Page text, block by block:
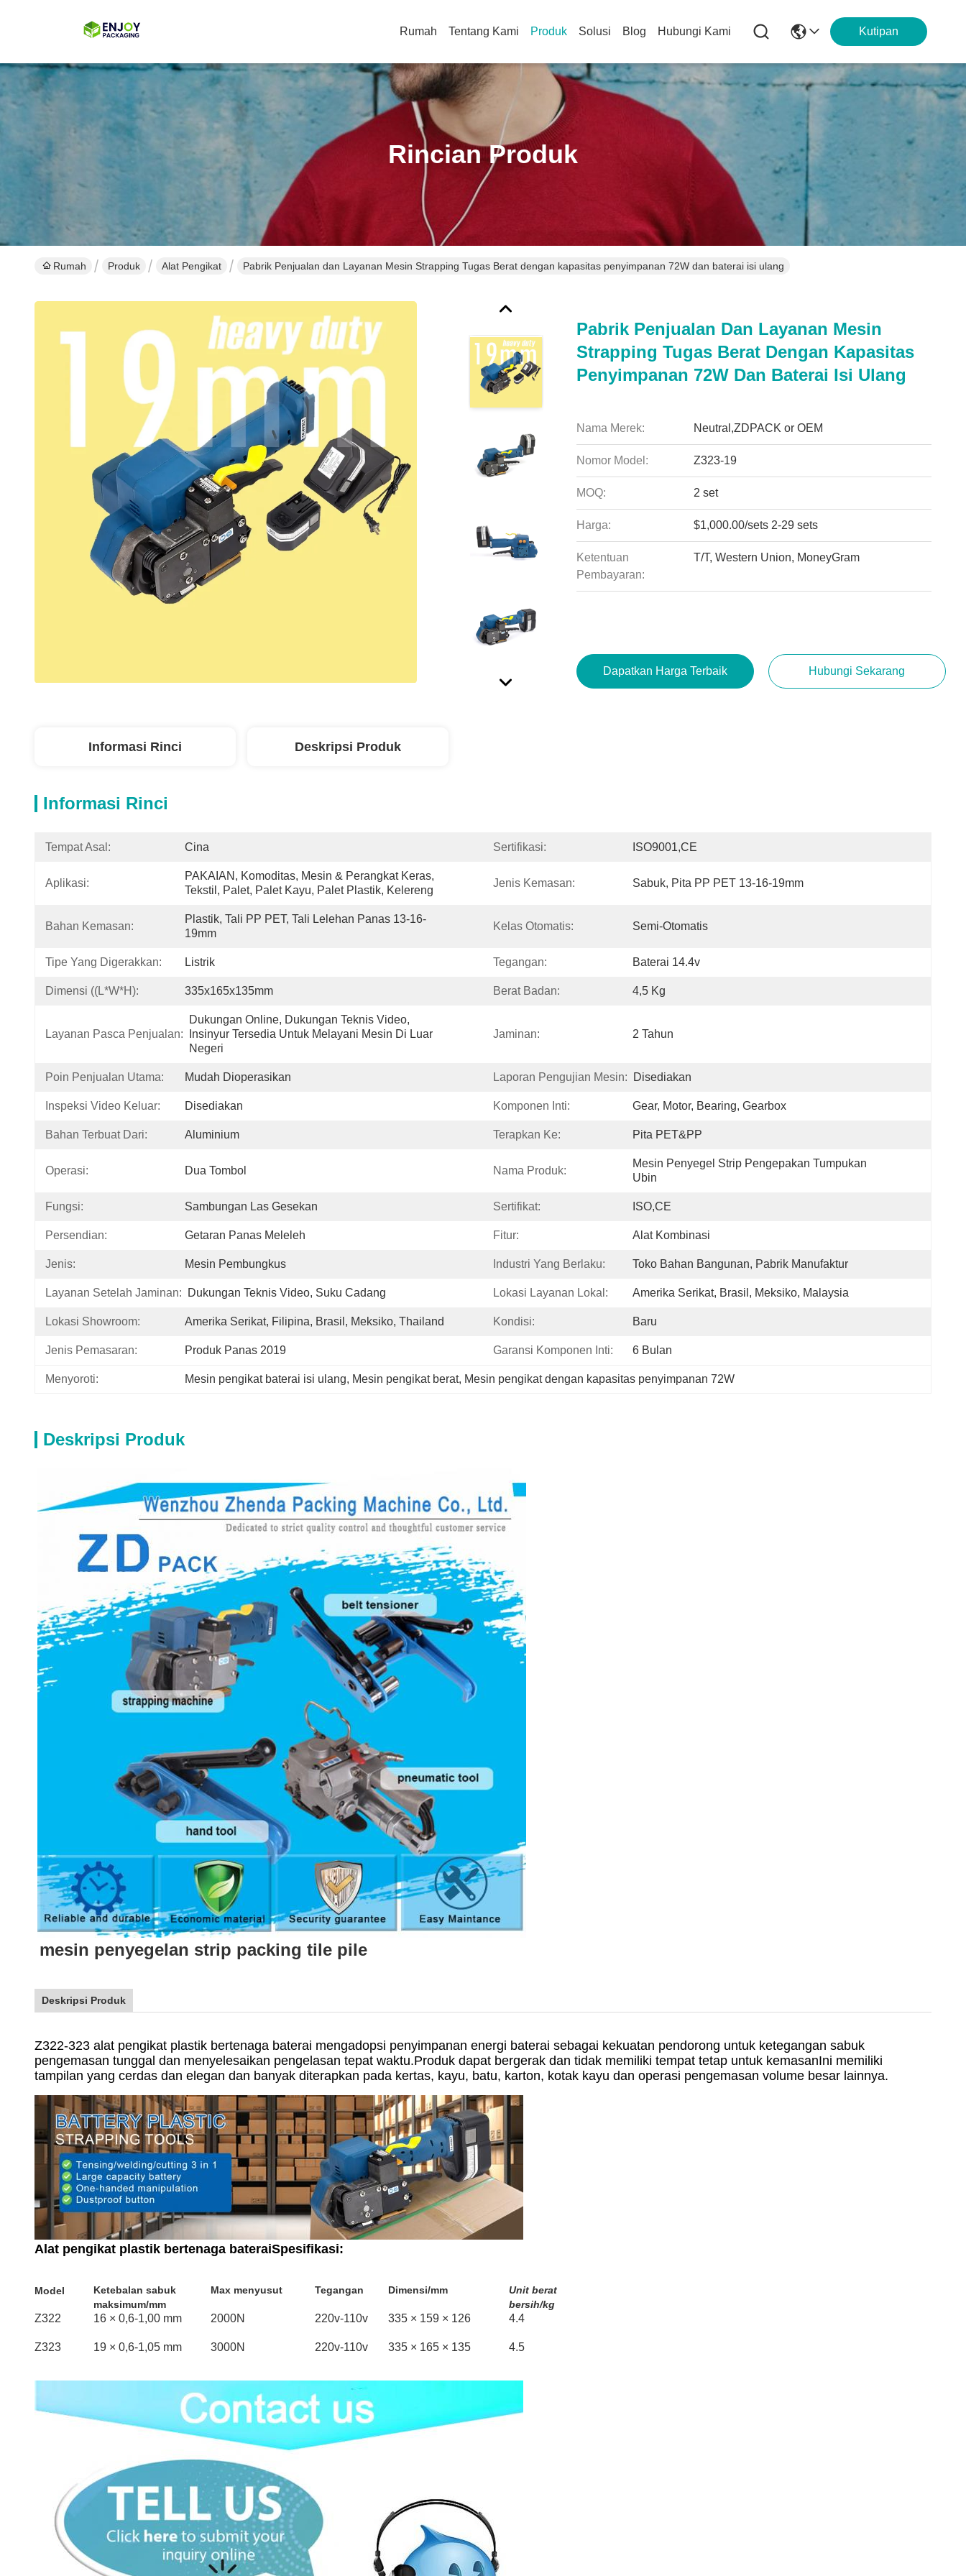
Rumah Tentang Kami Produk Solusi Blog Hubungi Kami Kutipan
Rincian Produk
Rumah Produk Alat Pengikat Pabrik Penjualan dan Layanan Mesin Strapping Tugas Berat dengan kapasitas penyimpanan 72W dan baterai isi ulang
Pabrik Penjualan Dan Layanan Mesin
Strapping Tugas Berat Dengan Kapasitas
Penyimpanan 72W Dan Baterai Isi Ulang
Nama Merek: Neutral,ZDPACK or OEM
Nomor Model: Z323-19
MOQ: 2 set
Harga: $1,000.00/sets 2-29 sets
Ketentuan
Pembayaran:
T/T, Western Union, MoneyGram
Dapatkan Harga Terbaik Hubungi Sekarang
Informasi Rinci Deskripsi Produk
Informasi Rinci
Tempat Asal: Cina Sertifikasi: ISO9001,CE
Aplikasi:
PAKAIAN, Komoditas, Mesin & Perangkat Keras,
Tekstil, Palet, Palet Kayu, Palet Plastik, Kelereng
Jenis Kemasan: Sabuk, Pita PP PET 13-16-19mm
Bahan Kemasan:
Plastik, Tali PP PET, Tali Lelehan Panas 13-16-
19mm
Kelas Otomatis: Semi-Otomatis
Tipe Yang Digerakkan: Listrik Tegangan: Baterai 14.4v
Dimensi ((L*W*H): 335x165x135mm Berat Badan: 4,5 Kg
Layanan Pasca Penjualan:
Dukungan Online, Dukungan Teknis Video,
Insinyur Tersedia Untuk Melayani Mesin Di Luar
Negeri
Jaminan: 2 Tahun
Poin Penjualan Utama: Mudah Dioperasikan Laporan Pengujian Mesin: Disediakan
Inspeksi Video Keluar: Disediakan Komponen Inti: Gear, Motor, Bearing, Gearbox
Bahan Terbuat Dari: Aluminium Terapkan Ke: Pita PET&PP
Operasi: Dua Tombol Nama Produk:
Mesin Penyegel Strip Pengepakan Tumpukan
Ubin
Fungsi: Sambungan Las Gesekan Sertifikat: ISO,CE
Persendian: Getaran Panas Meleleh Fitur: Alat Kombinasi
Jenis: Mesin Pembungkus Industri Yang Berlaku: Toko Bahan Bangunan, Pabrik Manufaktur
Layanan Setelah Jaminan: Dukungan Teknis Video, Suku Cadang Lokasi Layanan Lokal: Amerika Serikat, Brasil, Meksiko, Malaysia
Lokasi Showroom: Amerika Serikat, Filipina, Brasil, Meksiko, Thailand Kondisi: Baru
Jenis Pemasaran: Produk Panas 2019 Garansi Komponen Inti: 6 Bulan
Menyoroti: Mesin pengikat baterai isi ulang, Mesin pengikat berat, Mesin pengikat dengan kapasitas penyimpanan 72W
Deskripsi Produk
mesin penyegelan strip packing tile pile
Deskripsi Produk
Z322-323 alat pengikat plastik bertenaga baterai mengadopsi penyimpanan energi baterai sebagai kekuatan pendorong untuk ketegangan sabuk
pengemasan tunggal dan menyelesaikan pengelasan tepat waktu.Produk dapat bergerak dan tidak memiliki tempat tetap untuk kemasanIni memiliki
tampilan yang cerdas dan elegan dan banyak diterapkan pada kertas, kayu, batu, karton, kotak kayu dan operasi pengemasan volume besar lainnya.
Alat pengikat plastik bertenaga bateraiSpesifikasi:
Model
Ketebalan sabuk
maksimum/mm
Max menyusut Tegangan Dimensi/mm
Unit berat
bersih/kg
Z322 16 × 0,6-1,00 mm 2000N 220v-110v 335 × 159 × 126 4.4
Z323 19 × 0,6-1,05 mm 3000N 220v-110v 335 × 165 × 135 4.5